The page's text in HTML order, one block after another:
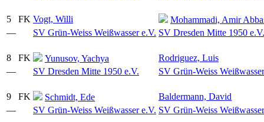
5 FK Vogt, Willi
Mohammadi, Amir
—
SV Grün-Weiss Weißwasser e.V. SV Dresden Mitte 1950 e.V.
8 FK Yunusov, Yachya
Rodriguez, Luis
—
SV Dresden Mitte 1950 e.V. SV Grün-Weiss
9 FK Schmidt, Ede
Baldermann, David
—
SV Grün-Weiss Weißwasser e.V. SV Grün-Weiss